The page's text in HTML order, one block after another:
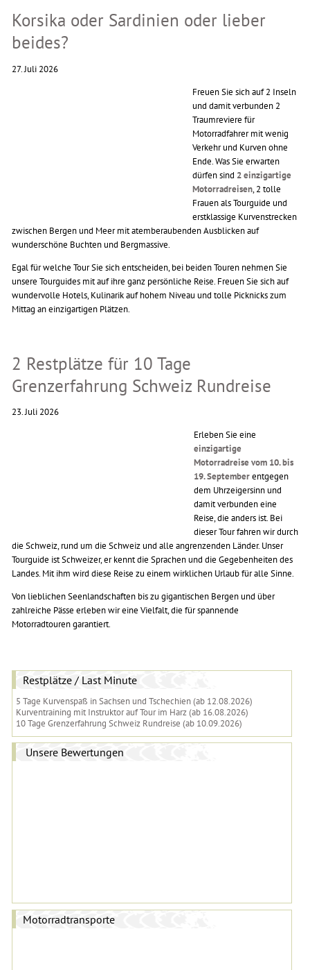
Korsika oder Sardinien oder lieber
beides?
27. Juli 2026
Freuen Sie sich auf 2 Inseln
und damit verbunden 2
Traumreviere für
Motorradfahrer mit wenig
Verkehr und Kurven ohne
Ende. Was Sie erwarten
dürfen sind 2 einzigartige
Motorradreisen, 2 tolle
Frauen als Tourguide und
erstklassige Kurvenstrecken
zwischen Bergen und Meer mit atemberaubenden Ausblicken auf
wunderschöne Buchten und Bergmassive.
Egal für welche Tour Sie sich entscheiden, bei beiden Touren nehmen Sie
unsere Tourguides mit auf ihre ganz persönliche Reise. Freuen Sie sich auf
wundervolle Hotels, Kulinarik auf hohem Niveau und tolle Picknicks zum
Mittag an einzigartigen Plätzen.
2 Restplätze für 10 Tage
Grenzerfahrung Schweiz Rundreise
23. Juli 2026
Erleben Sie eine
einzigartige
Motorradreise vom 10. bis
19. Septemberentgegen
dem Uhrzeigersinn und
damit verbunden eine
Reise, die anders ist. Bei
dieser Tour fahren wir durch
die Schweiz, rund um die Schweiz und alle angrenzenden Länder. Unser
Tourguide ist Schweizer, er kennt die Sprachen und die Gegebenheiten des
Landes. Mit ihm wird diese Reise zu einem wirklichen Urlaub für alle Sinne.
Von lieblichen Seenlandschaften bis zu gigantischen Bergen und über
zahlreiche Pässe erleben wir eine Vielfalt, die für spannende
Motorradtouren garantiert.
Restplätze / Last Minute
5 Tage Kurvenspaß in Sachsen und Tschechien (ab 12.08.2026)
Kurventraining mit Instruktor auf Tour im Harz (ab 16.08.2026)
10 Tage Grenzerfahrung Schweiz Rundreise (ab 10.09.2026)
Unsere Bewertungen
Motorradtransporte